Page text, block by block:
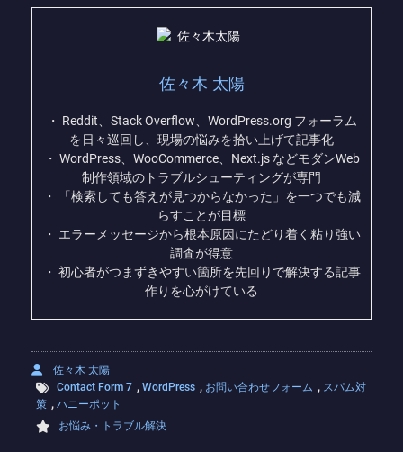
佐々木 太陽
・ Reddit、Stack Overflow、WordPress.org フォーラム
を日々巡回し、現場の悩みを拾い上げて記事化
・ WordPress、WooCommerce、Next.js などモダンWeb
制作領域のトラブルシューティングが専門
・ 「検索しても答えが見つからなかった」を一つでも減
らすことが目標
・ エラーメッセージから根本原因にたどり着く粘り強い
調査が得意
・ 初心者がつまずきやすい箇所を先回りで解決する記事
作りを心がけている
佐々木 太陽
Contact Form 7 , WordPress , お問い合わせフォーム , スパム対
策 , ハニーポット
お悩み・トラブル解決